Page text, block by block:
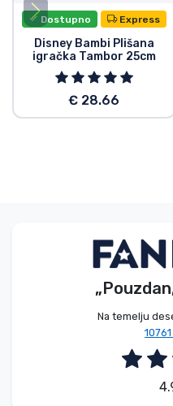
Dostupno Express
Disney Bambi Plišana
igračka Tambor 25cm
€ 28.66
Na temelju